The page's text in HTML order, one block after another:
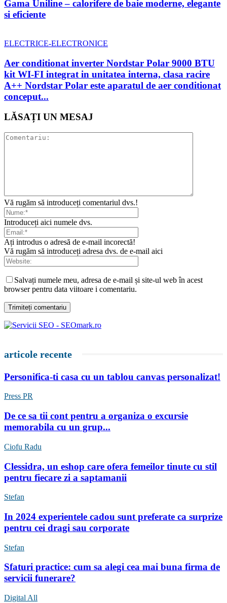
Gama Uniline – calorifere de baie moderne, elegante
si eficiente
ELECTRICE-ELECTRONICE
Aer conditionat inverter Nordstar Polar 9000 BTU
kit WI-FI integrat in unitatea interna, clasa racire
A++ Nordstar Polar este aparatul de aer conditionat
conceput...
LĂSAȚI UN MESAJ
Vă rugăm să introduceți comentariul dvs.!
Introduceți aici numele dvs.
Ați introdus o adresă de e-mail incorectă!
Vă rugăm să introduceți adresa dvs. de e-mail aici
Salvați numele meu, adresa de e-mail și site-ul web în acest
browser pentru data viitoare i comentariu.
articole recente
Personifica-ti casa cu un tablou canvas personalizat!
Press PR
De ce sa tii cont pentru a organiza o excursie
memorabila cu un grup...
Ciofu Radu
Clessidra, un eshop care ofera femeilor tinute cu stil
pentru fiecare zi a saptamanii
Stefan
In 2024 experientele cadou sunt preferate ca surprize
pentru cei dragi sau corporate
Stefan
Sfaturi practice: cum sa alegi cea mai buna firma de
servicii funerare?
Digital All